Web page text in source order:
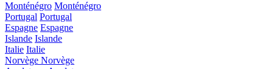
Monténégro Monténégro
Portugal Portugal
Espagne Espagne
Islande Islande
Italie Italie
Norvège Norvège